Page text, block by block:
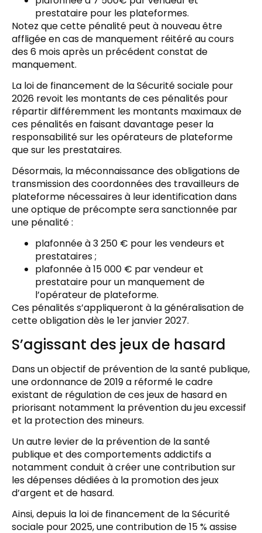
prestataire pour les plateformes.
Notez que cette pénalité peut à nouveau être
affligée en cas de manquement réitéré au cours
des 6 mois après un précédent constat de
manquement.
La loi de financement de la Sécurité sociale pour
2026 revoit les montants de ces pénalités pour
répartir différemment les montants maximaux de
ces pénalités en faisant davantage peser la
responsabilité sur les opérateurs de plateforme
que sur les prestataires.
Désormais, la méconnaissance des obligations de
transmission des coordonnées des travailleurs de
plateforme nécessaires à leur identification dans
une optique de précompte sera sanctionnée par
une pénalité :
plafonnée à 3 250 € pour les vendeurs et
prestataires ;
plafonnée à 15 000 € par vendeur et
prestataire pour un manquement de
l’opérateur de plateforme.
Ces pénalités s’appliqueront à la généralisation de
cette obligation dès le 1er janvier 2027.
S’agissant des jeux de hasard
Dans un objectif de prévention de la santé publique,
une ordonnance de 2019 a réformé le cadre
existant de régulation de ces jeux de hasard en
priorisant notamment la prévention du jeu excessif
et la protection des mineurs.
Un autre levier de la prévention de la santé
publique et des comportements addictifs a
notamment conduit à créer une contribution sur
les dépenses dédiées à la promotion des jeux
d’argent et de hasard.
Ainsi, depuis la loi de financement de la Sécurité
sociale pour 2025, une contribution de 15 % assise